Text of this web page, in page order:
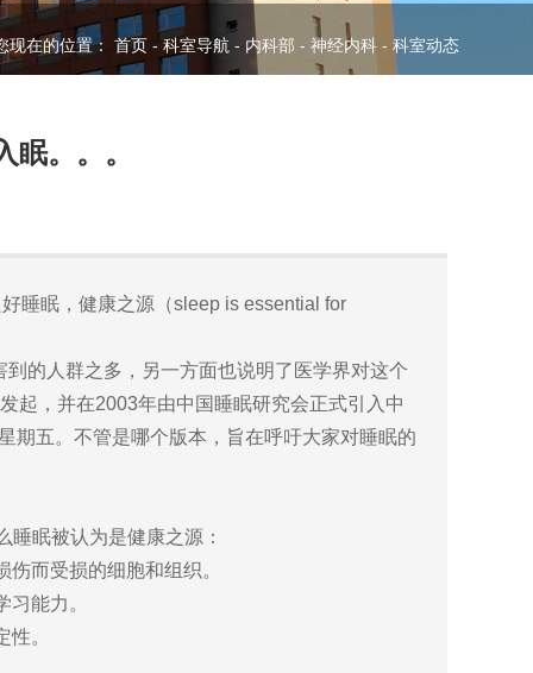
现在的位置： 首页 - 科室导航 - 内科部 - 神经内科 - 科室动态
。。。
睡眠，健康之源（sleep is essential for
的人群之多，另一方面也说明了医学界对这个
起，并在2003年由中国睡眠研究会正式引入中
期五。不管是哪个版本，旨在呼吁大家对睡眠的
眠被认为是健康之源：
而受损的细胞和组织。
能力。
。